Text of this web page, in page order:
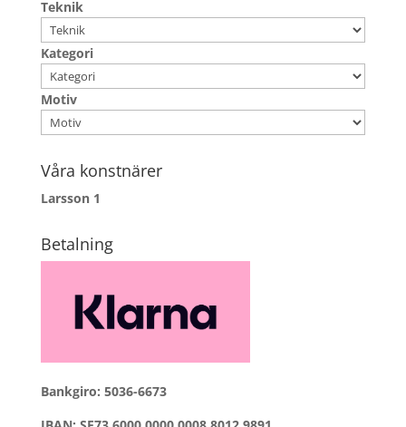
Teknik
Kategori
Motiv
Våra konstnärer
Larsson 1
Betalning
Bankgiro: 5036-6673